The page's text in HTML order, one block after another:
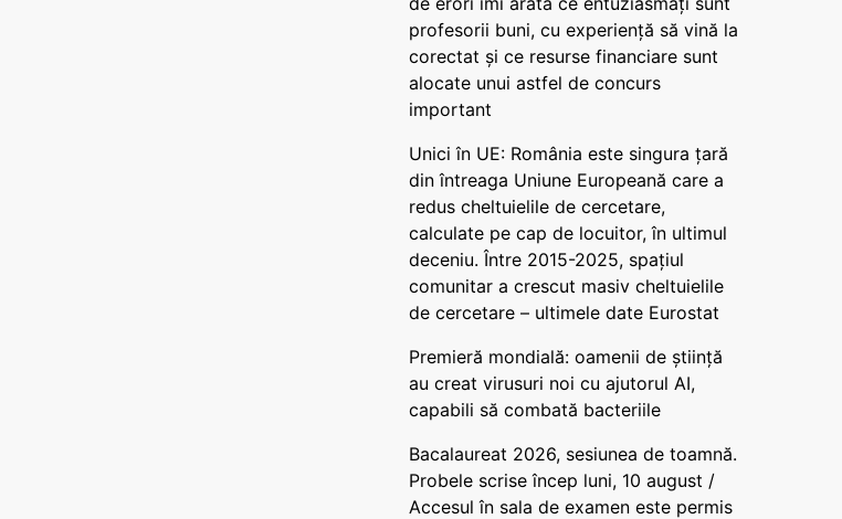
profesorii buni, cu experiență să vină la
corectat și ce resurse financiare sunt
alocate unui astfel de concurs
important
Unici în UE: România este singura țară
din întreaga Uniune Europeană care a
redus cheltuielile de cercetare,
calculate pe cap de locuitor, în ultimul
deceniu. Între 2015-2025, spațiul
comunitar a crescut masiv cheltuielile
de cercetare – ultimele date Eurostat
Premieră mondială: oamenii de știință
au creat virusuri noi cu ajutorul AI,
capabili să combată bacteriile
Bacalaureat 2026, sesiunea de toamnă.
Probele scrise încep luni, 10 august /
Accesul în sala de examen este permis